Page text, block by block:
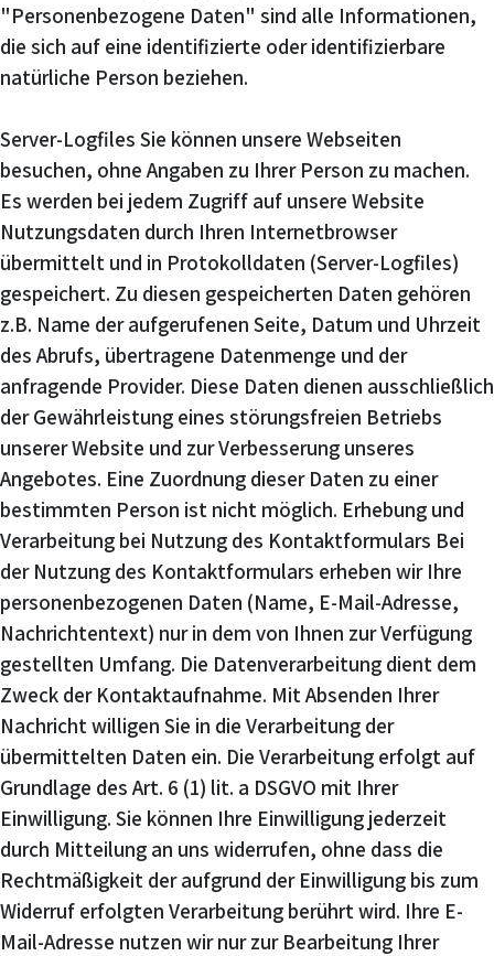
"Personenbezogene Daten" sind alle Informationen,
die sich auf eine identifizierte oder identifizierbare
natürliche Person beziehen.
Server-Logfiles Sie können unsere Webseiten
besuchen, ohne Angaben zu Ihrer Person zu machen.
Es werden bei jedem Zugriff auf unsere Website
Nutzungsdaten durch Ihren Internetbrowser
übermittelt und in Protokolldaten (Server-Logfiles)
gespeichert. Zu diesen gespeicherten Daten gehören
z.B. Name der aufgerufenen Seite, Datum und Uhrzeit
des Abrufs, übertragene Datenmenge und der
anfragende Provider. Diese Daten dienen ausschließlich
der Gewährleistung eines störungsfreien Betriebs
unserer Website und zur Verbesserung unseres
Angebotes. Eine Zuordnung dieser Daten zu einer
bestimmten Person ist nicht möglich. Erhebung und
Verarbeitung bei Nutzung des Kontaktformulars Bei
der Nutzung des Kontaktformulars erheben wir Ihre
personenbezogenen Daten (Name, E-Mail-Adresse,
Nachrichtentext) nur in dem von Ihnen zur Verfügung
gestellten Umfang. Die Datenverarbeitung dient dem
Zweck der Kontaktaufnahme. Mit Absenden Ihrer
Nachricht willigen Sie in die Verarbeitung der
übermittelten Daten ein. Die Verarbeitung erfolgt auf
Grundlage des Art. 6 (1) lit. a DSGVO mit Ihrer
Einwilligung. Sie können Ihre Einwilligung jederzeit
durch Mitteilung an uns widerrufen, ohne dass die
Rechtmäßigkeit der aufgrund der Einwilligung bis zum
Widerruf erfolgten Verarbeitung berührt wird. Ihre E-
Mail-Adresse nutzen wir nur zur Bearbeitung Ihrer